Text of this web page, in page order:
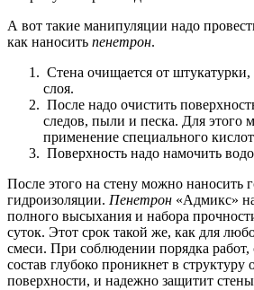
А вот такие манипуляции надо
как наносить пенетрон.
Стена очищается от штукатурки,
слоя.
После надо очистить
следов, пыли и песка. Для этого
применение специального
Поверхность надо намочить
После этого на стену можно наносить
гидроизоляции. Пенетрон «Адмикс»
полного высыхания и набора
суток. Этот срок такой же, как для
смеси. При соблюдении порядка
состав глубоко проникнет в структуру
поверхности, и надежно защитит стены